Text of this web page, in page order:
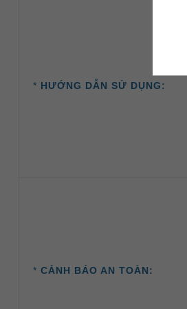
* HƯỚNG DẪN SỬ DỤNG:
* CẢNH BÁO AN TOÀN: